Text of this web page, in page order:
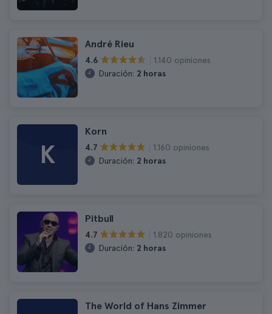
André Rieu
4.6
1.140 opiniones
Duración: 2 horas
K
Korn
4.7
1.160 opiniones
Duración: 2 horas
Pitbull
4.7
1.820 opiniones
Duración: 2 horas
The World of Hans Zimmer